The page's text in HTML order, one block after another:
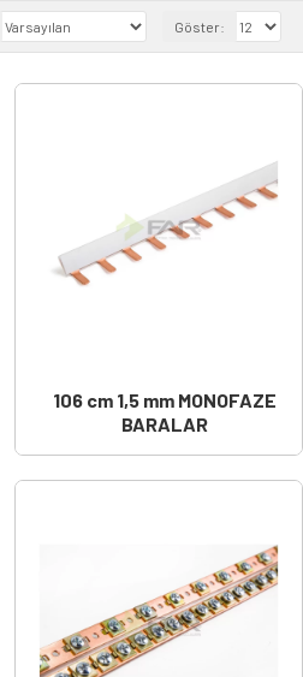
Göster:
106 cm 1,5 mm MONOFAZE
BARALAR